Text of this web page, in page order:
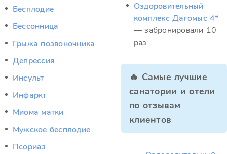
Бесплодие
Бессонница
Грыжа позвоночника
Депрессия
Инсульт
Инфаркт
Миома матки
Мужское бесплодие
Псориаз
Оздоровительный
комплекс Дагомыс 4*
— забронировали 10
раз
🔥 Самые лучшие
санатории и отели
по отзывам
клиентов